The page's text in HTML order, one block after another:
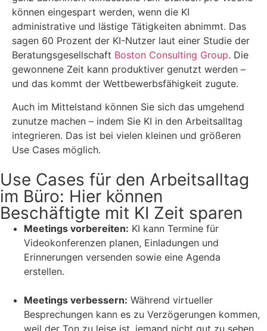
können eingespart werden, wenn die KI
administrative und lästige Tätigkeiten abnimmt. Das
sagen 60 Prozent der KI-Nutzer laut einer Studie der
Beratungsgesellschaft Boston Consulting Group. Die
gewonnene Zeit kann produktiver genutzt werden –
und das kommt der Wettbewerbsfähigkeit zugute.
Auch im Mittelstand können Sie sich das umgehend
zunutze machen – indem Sie KI in den Arbeitsalltag
integrieren. Das ist bei vielen kleinen und größeren
Use Cases möglich.
Use Cases für den Arbeitsalltag
im Büro: Hier können
Beschäftigte mit KI Zeit sparen
Meetings vorbereiten: KI kann Termine für
Videokonferenzen planen, Einladungen und
Erinnerungen versenden sowie eine Agenda
erstellen.
Meetings verbessern: Während virtueller
Besprechungen kann es zu Verzögerungen kommen,
weil der Ton zu leise ist, jemand nicht gut zu sehen